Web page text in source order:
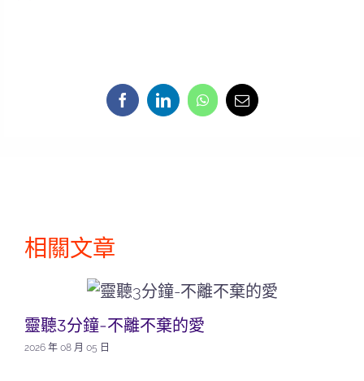
相關文章
靈聽3分鐘-不離不棄的愛
2026 年 08 月 05 日